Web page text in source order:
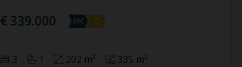
€ 339.000
3 1 202 m² 335 m²